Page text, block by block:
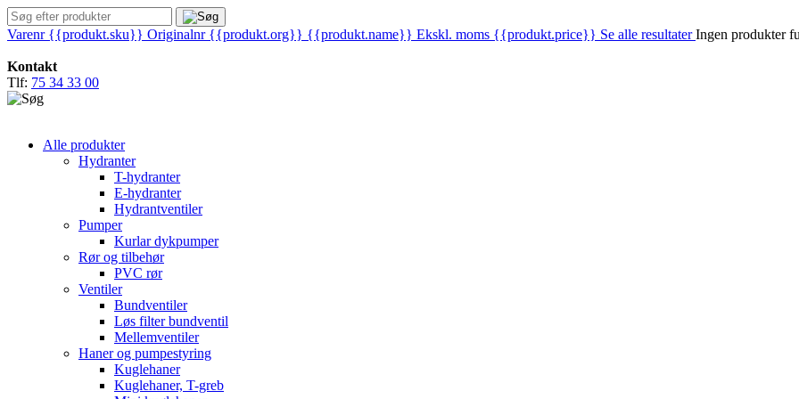
Varenr {{produkt.sku}} Originalnr {{produkt.org}} {{produkt.name}} Ekskl. moms {{produkt.price}} Se alle resultater Ingen produkter
Kontakt
Tlf: 75 34 33 00
Alle produkter
Hydranter
T-hydranter
E-hydranter
Hydrantventiler
Pumper
Kurlar dykpumper
Rør og tilbehør
PVC rør
Ventiler
Bundventiler
Løs filter bundventil
Mellemventiler
Haner og pumpestyring
Kuglehaner
Kuglehaner, T-greb